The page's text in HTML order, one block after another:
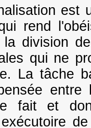
est
rend
la division
qui ne
La tâche
fait et
exécutoire